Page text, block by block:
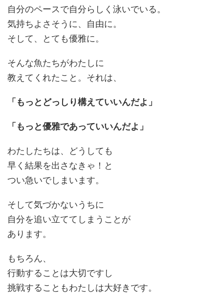
自分のペースで自分らしく泳いでいる。
気持ちよさそうに、自由に。
そして、とても優雅に。
そんな魚たちがわたしに
教えてくれたこと。それは、
「もっとどっしり構えていいんだよ」
「もっと優雅であっていいんだよ」
わたしたちは、どうしても
早く結果を出さなきゃ！と
つい急いでしまいます。
そして気づかないうちに
自分を追い立ててしまうことが
あります。
もちろん、
行動することは大切ですし
挑戦することもわたしは大好きです。